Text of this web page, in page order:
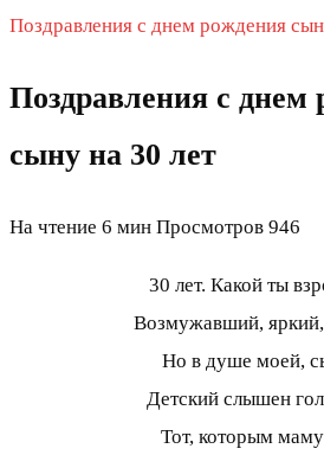
Поздравления с днем рождения
Поздравления с днем
сыну на 30 лет
На чтение 6 мин Просмотров 946
30 лет. Какой ты
Возмужавший,
Но в душе моей,
Детский слышен
Тот, которым маму